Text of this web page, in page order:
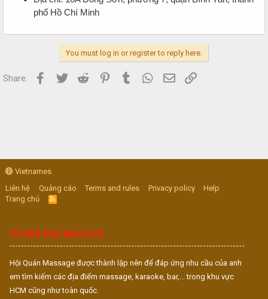
phố Hồ Chí Minh
You must log in or register to reply here.
Share: Facebook
Twitter Reddit PinterestTumblr WhatsApp
Email
Vietnames
Liên hệ
Quảng cáo Terms and rules Privacy policy
Help
Trang chủ
R
S
VỀ DIỄN ĐÀN MASSAGE
Hội Quán Massage được thành lập nên để đáp ứng nhu cầu của anh
em tìm kiếm các địa điểm massage, karaoke, bar,... trong khu vực
HCM cũng như toàn quốc.